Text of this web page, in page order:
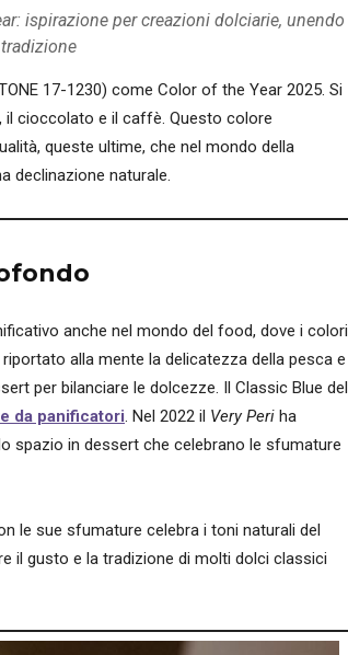
ispirazione per creazioni dolciarie, unendo
17-1230) come Color of the Year 2025. Si
il cioccolato e il caffè. Questo colore
queste ultime, che nel mondo della
declinazione naturale.
anche nel mondo del food, dove i colori
riportato alla mente la delicatezza della pesca e
per bilanciare le dolcezze. Il Classic Blue del
da panificatori. Nel 2022 il Very Peri ha
spazio in dessert che celebrano le sfumature
le sue sfumature celebra i toni naturali del
il gusto e la tradizione di molti dolci classici